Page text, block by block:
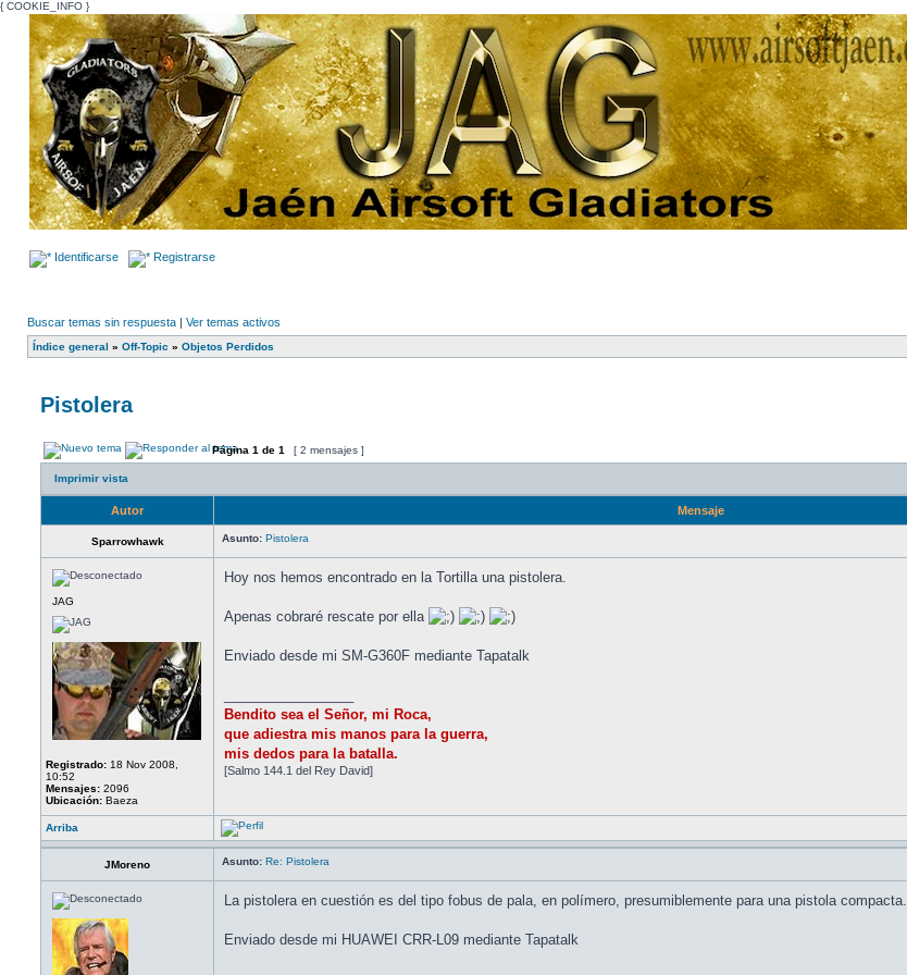
{ COOKIE_INFO }
Identificarse Registrarse
Buscar temas sin respuesta | Ver temas activos
Índice general » Off-Topic » Objetos Perdidos
Pistolera
Página 1 de 1 [ 2 mensajes ]
Imprimir vista
Autor Mensaje
Sparrowhawk Asunto: Pistolera
JAG
Registrado: 18 Nov 2008,
10:52
Mensajes: 2096
Ubicación: Baeza
Hoy nos hemos encontrado en la Tortilla una pistolera.
Apenas cobraré rescate por ella
Enviado desde mi SM-G360F mediante Tapatalk
Bendito sea el Señor, mi Roca,
que adiestra mis manos para la guerra,
mis dedos para la batalla.
[Salmo 144.1 del Rey David]
Arriba
JMoreno Asunto: Re: Pistolera
La pistolera en cuestión es del tipo fobus de pala, en polímero, presumiblemente para una pistola compacta.
Enviado desde mi HUAWEI CRR-L09 mediante Tapatalk